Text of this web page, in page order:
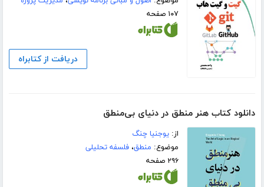
۱۰۷ صفحه
دریافت از کتابراه
دانلود کتاب هنر منطق در دنیای بی‌منطق
از:یوجنیا چنگ
موضوع: منطق،فلسفه تحلیلی
۲۹۶ صفحه